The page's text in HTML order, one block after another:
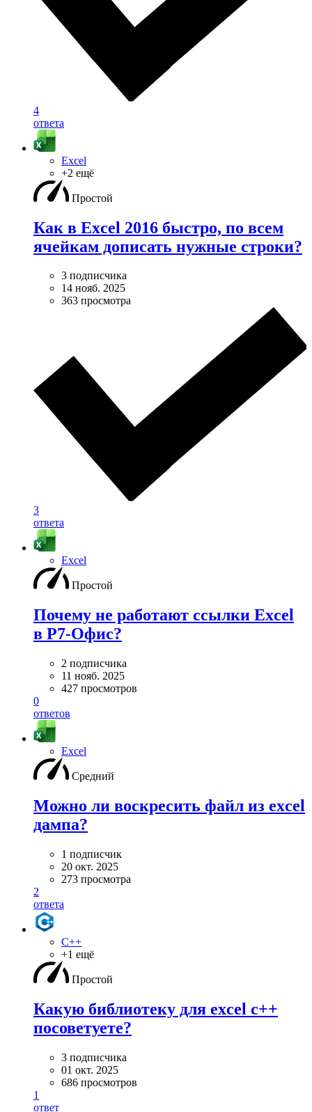
4
ответа
Excel
+2 ещё
Простой
Как в Excel 2016 быстро, по всем
ячейкам дописать нужные строки?
3 подписчика
14 нояб. 2025
363 просмотра
3
ответа
Excel
Простой
Почему не работают ссылки Excel
в Р7-Офис?
2 подписчика
11 нояб. 2025
427 просмотров
0
ответов
Excel
Средний
Можно ли воскресить файл из excel
дампа?
1 подписчик
20 окт. 2025
273 просмотра
2
ответа
C++
+1 ещё
Простой
Какую библиотеку для excel c++
посоветуете?
3 подписчика
01 окт. 2025
686 просмотров
1
ответ